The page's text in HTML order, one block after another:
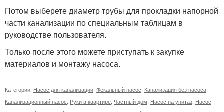
Потом выберете диаметр трубы для прокладки напорной
части канализации по специальным таблицам в
руководстве пользователя.
Только после этого можете приступать к закупке
материалов и монтажу насоса.
Категории: Насос для канализации Фекальный насос Канализация без насоса
Канализационный насос Руки в квартире Частный дом Насос на унитаз Насос